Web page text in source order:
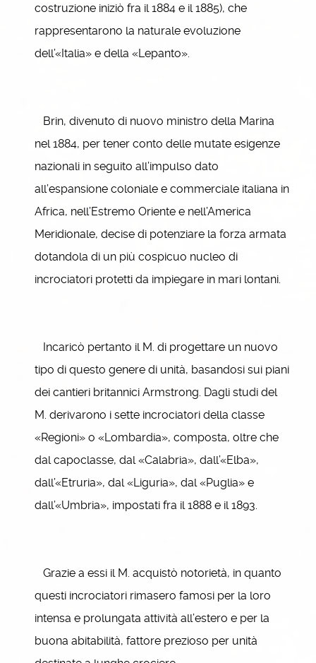
costruzione iniziò fra il 1884 e il 1885), che
rappresentarono la naturale evoluzione
dell’«Italia» e della «Lepanto».
Brin, divenuto di nuovo ministro della Marina
nel 1884, per tener conto delle mutate esigenze
nazionali in seguito all’impulso dato
all’espansione coloniale e commerciale italiana in
Africa, nell’Estremo Oriente e nell’America
Meridionale, decise di potenziare la forza armata
dotandola di un più cospicuo nucleo di
incrociatori protetti da impiegare in mari lontani.
Incaricò pertanto il M. di progettare un nuovo
tipo di questo genere di unità, basandosi sui piani
dei cantieri britannici Armstrong. Dagli studi del
M. derivarono i sette incrociatori della classe
«Regioni» o «Lombardia», composta, oltre che
dal capoclasse, dal «Calabria», dall’«Elba»,
dall’«Etruria», dal «Liguria», dal «Puglia» e
dall’«Umbria», impostati fra il 1888 e il 1893.
Grazie a essi il M. acquistò notorietà, in quanto
questi incrociatori rimasero famosi per la loro
intensa e prolungata attività all’estero e per la
buona abitabilità, fattore prezioso per unità